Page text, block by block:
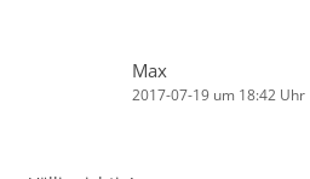
Max
2017-07-19 um 18:42 Uhr